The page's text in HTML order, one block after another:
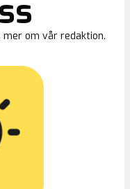
mer om vår redaktion.